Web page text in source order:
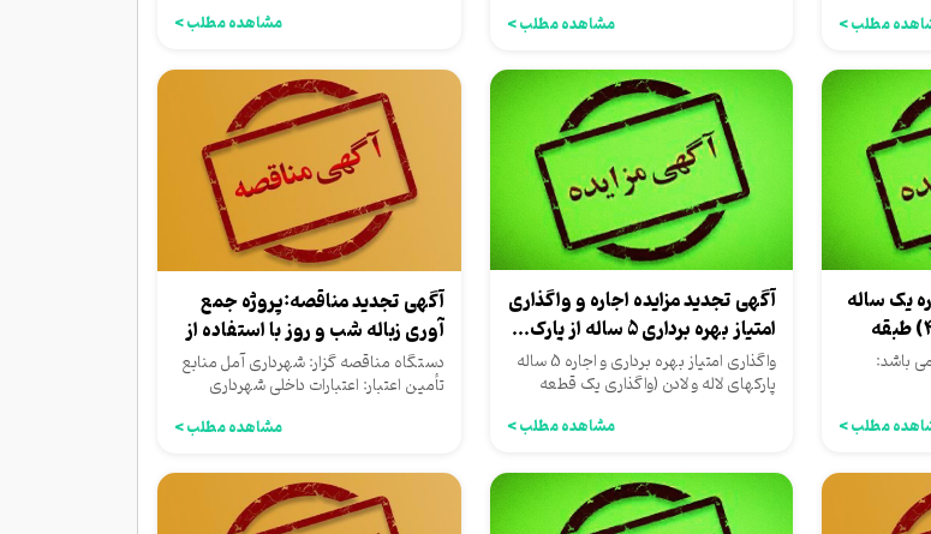
مطلب > مشاهده مطلب > مشاهده مطلب >
یک ساله
مغازه شماره 4 ( پلاک 46) طبقه
باشد:
مطلب >
آگهی تجدید مزایده اجاره و واگذاری
امتیاز بهره برداری 5 ساله از پارک...
واگذاری امتیاز بهره برداری و اجاره 5 ساله
پارکهای لاله و لادن (واگذاری یک قطعه
مشاهده مطلب >
آگهی تجدید مناقصه:پروژه جمع
آوری زباله شب و روز با استفاده از
ماشین...
دستگاه مناقصه گزار: شهرداری آمل منابع
تأمین اعتبار: اعتبارات داخلی شهرداری
مشاهده مطلب >